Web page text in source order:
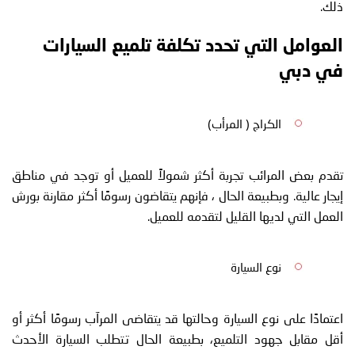
ذلك.
العوامل التي تحدد تكلفة تلميع السيارات
في دبي
الكراج ( المرأب)
تقدم بعض المرائب تجربة أكثر شمولاً للعميل أو توجد في مناطق
إيجار عالية. وبطبيعة الحال ، فإنهم يتقاضون رسومًا أكثر مقارنة بورش
العمل التي لديها القليل لتقدمه للعميل.
نوع السيارة
اعتمادًا على نوع السيارة وحالتها قد يتقاضى المرآب رسومًا أكثر أو
أقل مقابل جهود التلميع، بطبيعة الحال تتطلب السيارة الأحدث